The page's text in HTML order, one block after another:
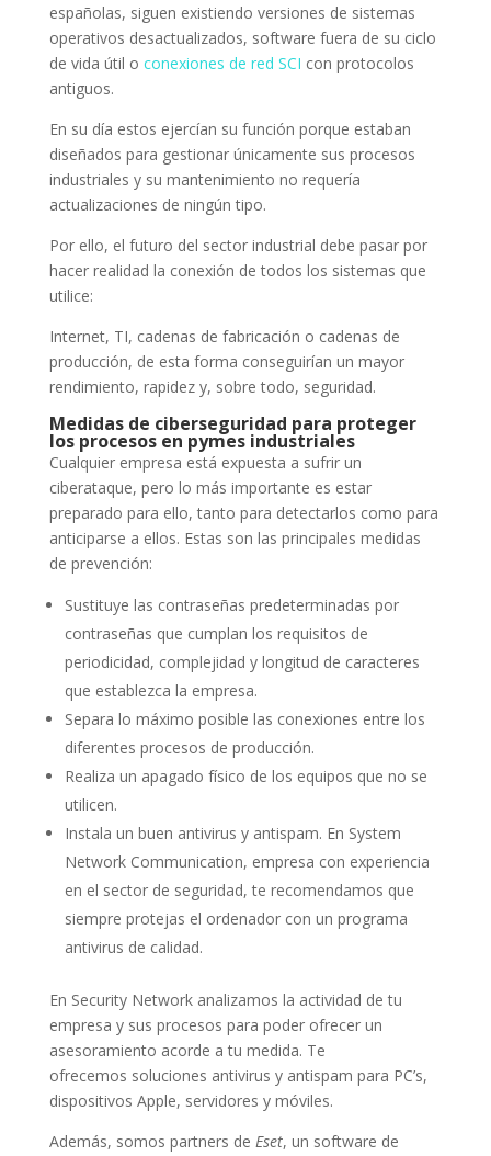
españolas, siguen existiendo versiones de sistemas
operativos desactualizados, software fuera de su ciclo
de vida útil o conexiones de red SCI con protocolos
antiguos.
En su día estos ejercían su función porque estaban
diseñados para gestionar únicamente sus procesos
industriales y su mantenimiento no requería
actualizaciones de ningún tipo.
Por ello, el futuro del sector industrial debe pasar por
hacer realidad la conexión de todos los sistemas que
utilice:
Internet, TI, cadenas de fabricación o cadenas de
producción, de esta forma conseguirían un mayor
rendimiento, rapidez y, sobre todo, seguridad.
Medidas de ciberseguridad para proteger
los procesos en pymes industriales
Cualquier empresa está expuesta a sufrir un
ciberataque, pero lo más importante es estar
preparado para ello, tanto para detectarlos como para
anticiparse a ellos. Estas son las principales medidas
de prevención:
Sustituye las contraseñas predeterminadas por
contraseñas que cumplan los requisitos de
periodicidad, complejidad y longitud de caracteres
que establezca la empresa.
Separa lo máximo posible las conexiones entre los
diferentes procesos de producción.
Realiza un apagado físico de los equipos que no se
utilicen.
Instala un buen antivirus y antispam. En System
Network Communication, empresa con experiencia
en el sector de seguridad, te recomendamos que
siempre protejas el ordenador con un programa
antivirus de calidad.
En Security Network analizamos la actividad de tu
empresa y sus procesos para poder ofrecer un
asesoramiento acorde a tu medida. Te
ofrecemos soluciones antivirus y antispam para PC’s,
dispositivos Apple, servidores y móviles.
Además, somos partners de Eset, un software de